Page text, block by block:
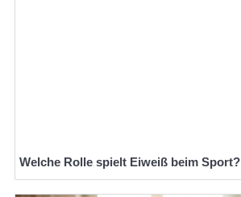
Welche Rolle spielt Eiweiß beim Sport?